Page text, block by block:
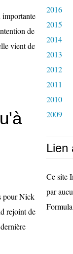
importante
de
vient de
pour Nick
rejoint de
2016
2015
2014
2013
2012
2011
2010
2009
Lien
Ce site
par